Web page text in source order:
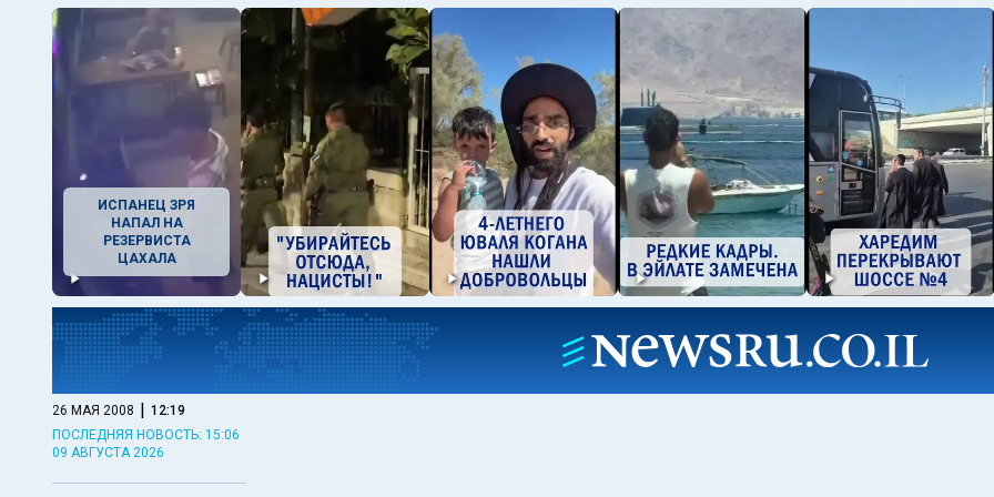
ИСПАНЕЦ ЗРЯ
НАПАЛ НА
РЕЗЕРВИСТА
ЦАХАЛА
26 МАЯ 2008 | 12:19
ПОСЛЕДНЯЯ НОВОСТЬ: 15:06
09 АВГУСТА 2026